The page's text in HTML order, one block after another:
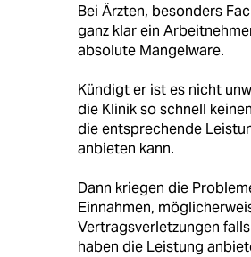
Bei Ärzten, besonders
ganz klar ein
absolute Mangelware.
Kündigt er ist es nicht
die Klinik so schnell
die entsprechende
anbieten kann.
Dann kriegen die
Einnahmen,
Vertragsverletzungen
haben die Leistung